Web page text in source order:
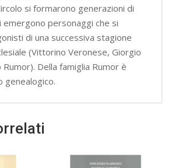
si formarono generazioni di
emergono personaggi che si
di una successiva stagione
(Vittorino Veronese, Giorgio
Rumor). Della famiglia Rumor è
genealogico.